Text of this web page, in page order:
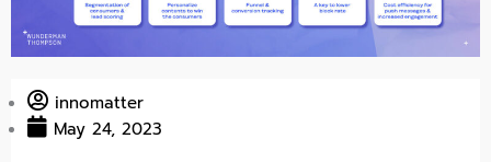
innomatter
May 24, 2023